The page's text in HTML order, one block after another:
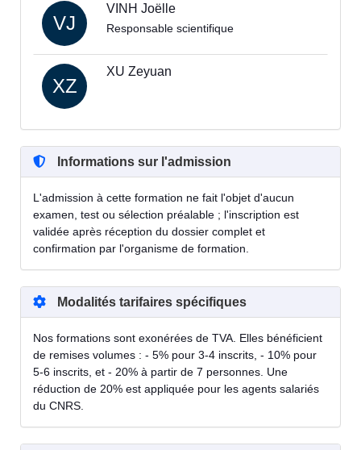
VJ
VINH Joëlle
Responsable scientifique
XZ
XU Zeyuan
Informations sur l'admission
L'admission à cette formation ne fait l'objet d'aucun
examen, test ou sélection préalable ; l'inscription est
validée après réception du dossier complet et
confirmation par l'organisme de formation.
Modalités tarifaires spécifiques
Nos formations sont exonérées de TVA. Elles bénéficient
de remises volumes : - 5% pour 3-4 inscrits, - 10% pour
5-6 inscrits, et - 20% à partir de 7 personnes. Une
réduction de 20% est appliquée pour les agents salariés
du CNRS.